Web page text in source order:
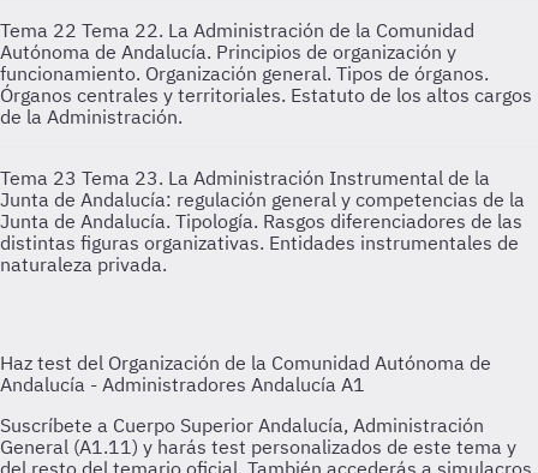
Tema 22 Tema 22. La Administración de la Comunidad
Autónoma de Andalucía. Principios de organización y
funcionamiento. Organización general. Tipos de órganos.
Órganos centrales y territoriales. Estatuto de los altos cargos
de la Administración.
Tema 23 Tema 23. La Administración Instrumental de la
Junta de Andalucía: regulación general y competencias de la
Junta de Andalucía. Tipología. Rasgos diferenciadores de las
distintas figuras organizativas. Entidades instrumentales de
naturaleza privada.